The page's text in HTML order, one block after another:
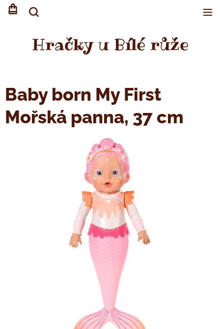
Hračky u Bílé růže
Baby born My First
Mořská panna, 37 cm